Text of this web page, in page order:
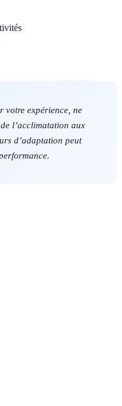
votre expérience, ne
l’acclimatation aux
d’adaptation peut